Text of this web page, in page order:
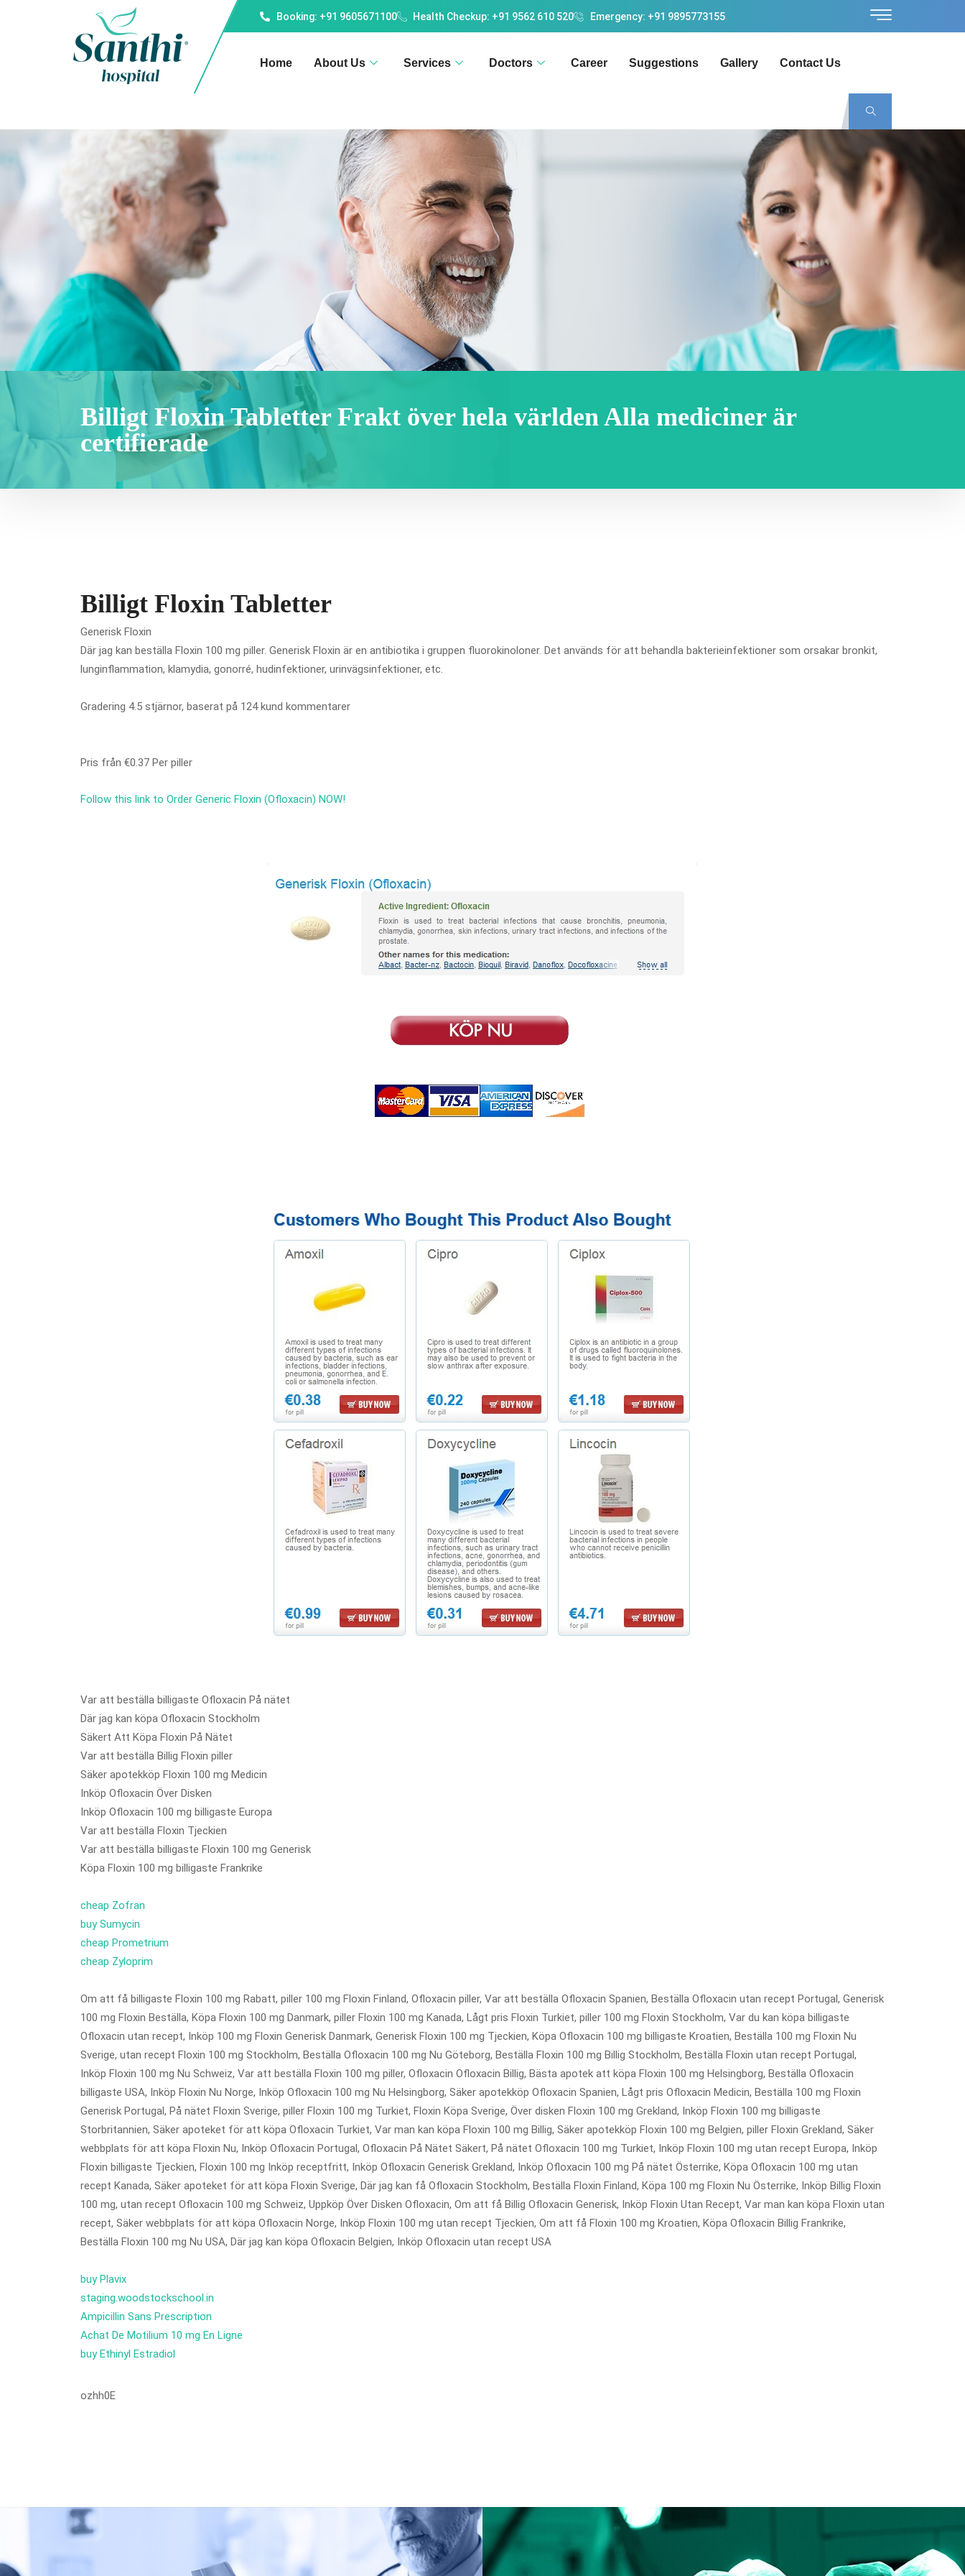
Booking: +91 9605671100 Health Checkup: +91 9562 610 520 Emergency: +91 9895773155
Home About Us Services Doctors Career Suggestions Gallery Contact Us
Billigt Floxin Tabletter Frakt över hela världen Alla mediciner är
certifierade
Billigt Floxin Tabletter
Generisk Floxin
Där jag kan beställa Floxin 100 mg piller. Generisk Floxin är en antibiotika i gruppen fluorokinoloner. Det används för att behandla bakterieinfektioner som orsakar bronkit,
lunginflammation, klamydia, gonorré, hudinfektioner, urinvägsinfektioner, etc.
Gradering 4.5 stjärnor, baserat på 124kund kommentarer
Pris från €0.37 Per piller
Follow this link to Order Generic Floxin (Ofloxacin) NOW!
Var att beställa billigaste Ofloxacin På nätet
Där jag kan köpa Ofloxacin Stockholm
Säkert Att Köpa Floxin På Nätet
Var att beställa Billig Floxin piller
Säker apotekköp Floxin 100 mg Medicin
Inköp Ofloxacin Över Disken
Inköp Ofloxacin 100 mg billigaste Europa
Var att beställa Floxin Tjeckien
Var att beställa billigaste Floxin 100 mg Generisk
Köpa Floxin 100 mg billigaste Frankrike
cheap Zofran
buy Sumycin
cheap Prometrium
cheap Zyloprim
Om att få billigaste Floxin 100 mg Rabatt, piller 100 mg Floxin Finland, Ofloxacin piller, Var att beställa Ofloxacin Spanien, Beställa Ofloxacin utan recept Portugal, Generisk
100 mg Floxin Beställa, Köpa Floxin 100 mg Danmark, piller Floxin 100 mg Kanada, Lågt pris Floxin Turkiet, piller 100 mg Floxin Stockholm, Var du kan köpa billigaste
Ofloxacin utan recept, Inköp 100 mg Floxin Generisk Danmark, Generisk Floxin 100 mg Tjeckien, Köpa Ofloxacin 100 mg billigaste Kroatien, Beställa 100 mg Floxin Nu
Sverige, utan recept Floxin 100 mg Stockholm, Beställa Ofloxacin 100 mg Nu Göteborg, Beställa Floxin 100 mg Billig Stockholm, Beställa Floxin utan recept Portugal,
Inköp Floxin 100 mg Nu Schweiz, Var att beställa Floxin 100 mg piller, Ofloxacin Ofloxacin Billig, Bästa apotek att köpa Floxin 100 mg Helsingborg, Beställa Ofloxacin
billigaste USA, Inköp Floxin Nu Norge, Inköp Ofloxacin 100 mg Nu Helsingborg, Säker apotekköp Ofloxacin Spanien, Lågt pris Ofloxacin Medicin, Beställa 100 mg Floxin
Generisk Portugal, På nätet Floxin Sverige, piller Floxin 100 mg Turkiet, Floxin Köpa Sverige, Över disken Floxin 100 mg Grekland, Inköp Floxin 100 mg billigaste
Storbritannien, Säker apoteket för att köpa Ofloxacin Turkiet, Var man kan köpa Floxin 100 mg Billig, Säker apotekköp Floxin 100 mg Belgien, piller Floxin Grekland, Säker
webbplats för att köpa Floxin Nu, Inköp Ofloxacin Portugal, Ofloxacin På Nätet Säkert, På nätet Ofloxacin 100 mg Turkiet, Inköp Floxin 100 mg utan recept Europa, Inköp
Floxin billigaste Tjeckien, Floxin 100 mg Inköp receptfritt, Inköp Ofloxacin Generisk Grekland, Inköp Ofloxacin 100 mg På nätet Österrike, Köpa Ofloxacin 100 mg utan
recept Kanada, Säker apoteket för att köpa Floxin Sverige, Där jag kan få Ofloxacin Stockholm, Beställa Floxin Finland, Köpa 100 mg Floxin Nu Österrike, Inköp Billig Floxin
100 mg, utan recept Ofloxacin 100 mg Schweiz, Uppköp Över Disken Ofloxacin, Om att få Billig Ofloxacin Generisk, Inköp Floxin Utan Recept, Var man kan köpa Floxin utan
recept, Säker webbplats för att köpa Ofloxacin Norge, Inköp Floxin 100 mg utan recept Tjeckien, Om att få Floxin 100 mg Kroatien, Köpa Ofloxacin Billig Frankrike,
Beställa Floxin 100 mg Nu USA, Där jag kan köpa Ofloxacin Belgien, Inköp Ofloxacin utan recept USA
buy Plavix
staging.woodstockschool.in
Ampicillin Sans Prescription
Achat De Motilium 10 mg En Ligne
buy Ethinyl Estradiol
ozhh0E